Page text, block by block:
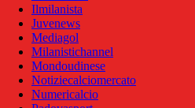
Ilmilanista
Juvenews
Mediagol
Milanistichannel
Mondoudinese
Notiziecalciomercato
Numericalcio